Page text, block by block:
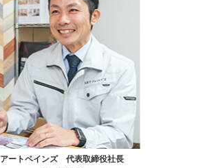
アートペインズ 代表取締役社長